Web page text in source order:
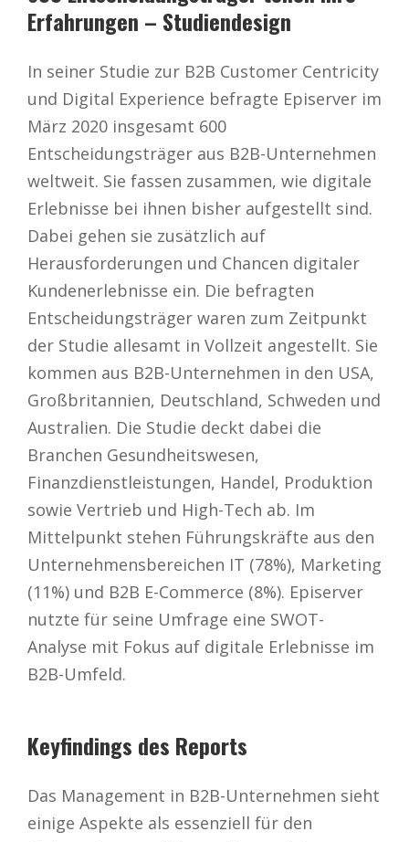
Erfahrungen – Studiendesign
In seiner Studie zur B2B Customer Centricity
und Digital Experience befragte Episerver im
März 2020 insgesamt 600
Entscheidungsträger aus B2B-Unternehmen
weltweit. Sie fassen zusammen, wie digitale
Erlebnisse bei ihnen bisher aufgestellt sind.
Dabei gehen sie zusätzlich auf
Herausforderungen und Chancen digitaler
Kundenerlebnisse ein. Die befragten
Entscheidungsträger waren zum Zeitpunkt
der Studie allesamt in Vollzeit angestellt. Sie
kommen aus B2B-Unternehmen in den USA,
Großbritannien, Deutschland, Schweden und
Australien. Die Studie deckt dabei die
Branchen Gesundheitswesen,
Finanzdienstleistungen, Handel, Produktion
sowie Vertrieb und High-Tech ab. Im
Mittelpunkt stehen Führungskräfte aus den
Unternehmensbereichen IT (78%), Marketing
(11%) und B2B E-Commerce (8%). Episerver
nutzte für seine Umfrage eine SWOT-
Analyse mit Fokus auf digitale Erlebnisse im
B2B-Umfeld.
Keyfindings des Reports
Das Management in B2B-Unternehmen sieht
einige Aspekte als essenziell für den